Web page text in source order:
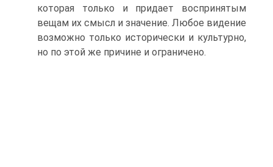
которая только и придает воспринятым
вещам их смысл и значение. Любое видение
возможно только исторически и культур­но,
но по этой же причине и ограничено.